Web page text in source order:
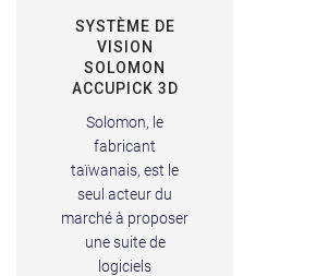
SYSTÈME DE
VISION
SOLOMON
ACCUPICK 3D
Solomon, le
fabricant
taïwanais, est le
seul acteur du
marché à proposer
une suite de
logiciels